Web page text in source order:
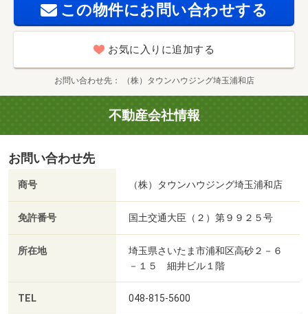
この物件にお問い合わせする
お気に入りに追加する
お問い合わせ先 （株）タウンハウジング埼玉浦和店
不動産会社情報
お問い合わせ先
商号 （株）タウンハウジング埼玉浦和店
免許番号 国土交通大臣（２）第９９２５号
所在地
埼玉県さいたま市浦和区高砂２－６
－１５ 細井ビル１階
TEL 048-815-5600